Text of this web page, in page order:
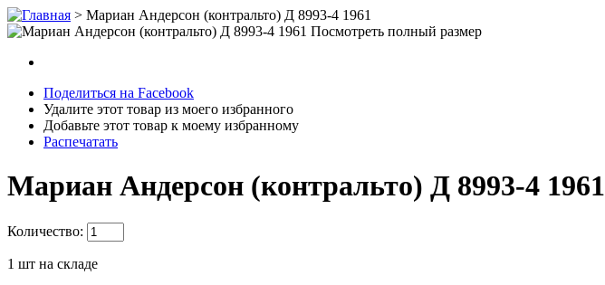
> Мариан Андерсон (контральто) Д 8993-4 1961
Посмотреть полный размер
Поделиться на Facebook
Удалите этот товар из моего избранного
Добавьте этот товар к моему избранному
Распечатать
Мариан Андерсон (контральто) Д 8993-4 1961
Количество:
1 шт на складе